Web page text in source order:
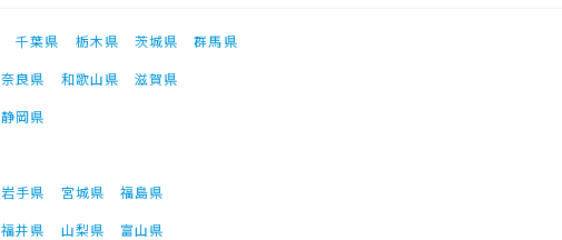
千葉県 栃木県 茨城県
群馬県
奈良県 和歌山県
滋賀県
静岡県
岩手県 宮城県
福島県
福井県 山梨県
富山県